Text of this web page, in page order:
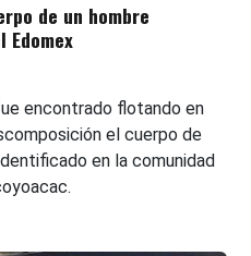
de un hombre
Edomex
encontrado flotando en
el cuerpo de
en la comunidad